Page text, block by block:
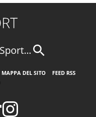
MAPPA DEL SITO
FEED RSS